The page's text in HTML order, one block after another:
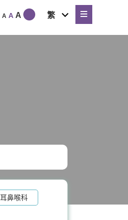
A A A 繁
expand
child
menu
耳鼻喉科